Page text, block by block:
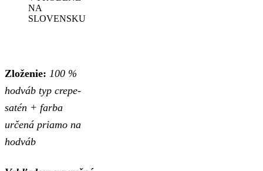
NA
SLOVENSKU
Zloženie: 100 %
hodváb typ crepe-
satén + farba
určená priamo na
hodváb